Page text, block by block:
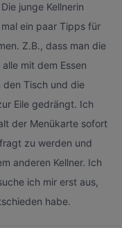
junge Kellnerin
ein paar Tipps für
Z.B., dass man die
mit dem Essen
Tisch und die
Eile gedrängt. Ich
der Menükarte sofort
zu werden und
anderen Kellner. Ich
ich mir erst aus,
habe.